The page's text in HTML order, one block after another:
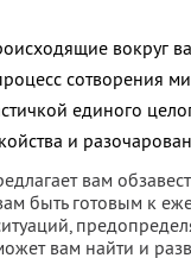
вокруг
сотворения
единого
и
вам
быть готовым к
вам найти и